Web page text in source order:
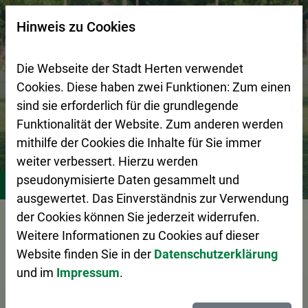
Zur Startseite (Schnelltaste 0)
Zum Seitenanfang springen (Schnelltaste A)
Zur Navigation/Menü springen (Schnelltaste M)
Zur Suche springen (Schnelltaste 8)
Zum Inhalt springen (Schnelltaste I)
Zum Fußbereich springen (Schnelltaste Z)
Stadtleben Vereine
Vorlesen
Suchseite mit Schnellsuche
Hinweis zu Cookies
Die Webseite der Stadt Herten verwendet
Cookies. Diese haben zwei Funktionen: Zum einen
sind sie erforderlich für die grundlegende
Funktionalität der Website. Zum anderen werden
mithilfe der Cookies die Inhalte für Sie immer
weiter verbessert. Hierzu werden
pseudonymisierte Daten gesammelt und
ausgewertet. Das Einverständnis zur Verwendung
der Cookies können Sie jederzeit widerrufen.
Weitere Informationen zu Cookies auf dieser
Website finden Sie in der Datenschutzerklärung
und im Impressum.